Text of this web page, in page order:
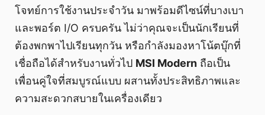
โจทย์การใช้งานประจำวัน มาพร้อมดีไซน์ที่บางเบา
และพอร์ต I/O ครบครัน ไม่ว่าคุณจะเป็นนักเรียนที่
ต้องพกพาไปเรียนทุกวัน หรือกำลังมองหาโน้ตบุ๊กที่
เชื่อถือได้สำหรับงานทั่วไป MSI Modern ถือเป็น
เพื่อนคู่ใจที่สมบูรณ์แบบ ผสานทั้งประสิทธิภาพและ
ความสะดวกสบายในเครื่องเดียว